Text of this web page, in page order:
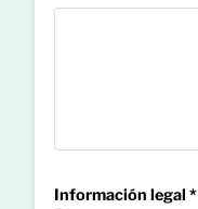
Información legal *